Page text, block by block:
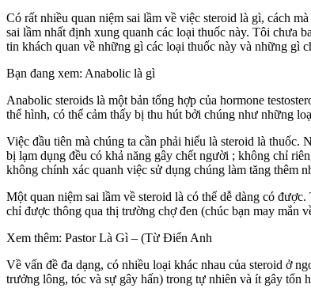
Có rất nhiều quan niệm sai lầm về việc steroid là gì, cách
sai lầm nhất định xung quanh các loại thuốc này. Tôi chưa
tin khách quan về những gì các loại thuốc này và những gì
Bạn đang xem: Anabolic là gì
Anabolic steroids là một bản tổng hợp của hormone
thể hình, có thể cảm thấy bị thu hút bởi chúng như những
Việc đầu tiên mà chúng ta cần phải hiểu là steroid là
bị lạm dụng đều có khả năng gây chết người ; không chỉ
không chính xác quanh việc sử dụng chúng làm tăng thêm
Một quan niệm sai lầm về steroid là có thể dễ dàng có
chỉ được thông qua thị trường chợ đen (chúc bạn may mắn
Xem thêm: Pastor Là Gì – (Từ Điển Anh
Về vấn đề đa dạng, có nhiều loại khác nhau của steroid ở
trưởng lông, tóc và sự gây hấn) trong tự nhiên và ít gây tổn